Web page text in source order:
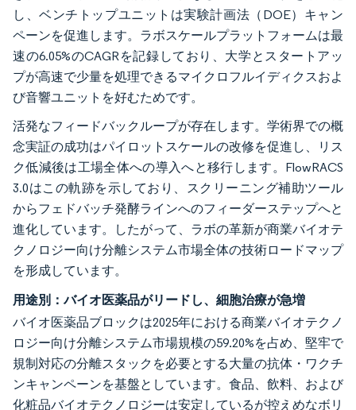
し、ベンチトップユニットは実験計画法（DOE）キャン
ペーンを促進します。ラボスケールプラットフォームは最
速の6.05%のCAGRを記録しており、大学とスタートアッ
プが高速で少量を処理できるマイクロフルイディクスおよ
び音響ユニットを好むためです。
活発なフィードバックループが存在します。学術界での概
念実証の成功はパイロットスケールの改修を促進し、リス
ク低減後は工場全体への導入へと移行します。FlowRACS
3.0はこの軌跡を示しており、スクリーニング補助ツール
からフェドバッチ発酵ラインへのフィーダーステップへと
進化しています。したがって、ラボの革新が商業バイオテ
クノロジー向け分離システム市場全体の技術ロードマップ
を形成しています。
用途別：バイオ医薬品がリードし、細胞治療が急増
バイオ医薬品ブロックは2025年における商業バイオテクノ
ロジー向け分離システム市場規模の59.20%を占め、堅牢で
規制対応の分離スタックを必要とする大量の抗体・ワクチ
ンキャンペーンを基盤としています。食品、飲料、および
化粧品バイオテクノロジーは安定しているが控えめなボリ